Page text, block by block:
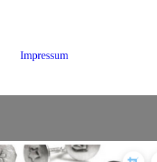
Impressum